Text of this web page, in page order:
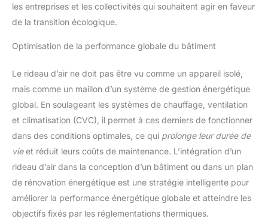
les entreprises et les collectivités qui souhaitent agir en faveur
de la transition écologique.
Optimisation de la performance globale du bâtiment
Le rideau d’air ne doit pas être vu comme un appareil isolé,
mais comme un maillon d’un système de gestion énergétique
global. En soulageant les systèmes de chauffage, ventilation
et climatisation (CVC), il permet à ces derniers de fonctionner
dans des conditions optimales, ce qui prolonge leur durée de
vieet réduit leurs coûts de maintenance. L’intégration d’un
rideau d’air dans la conception d’un bâtiment ou dans un plan
de rénovation énergétique est une stratégie intelligente pour
améliorer la performance énergétique globale et atteindre les
objectifs fixés par les réglementations thermiques.